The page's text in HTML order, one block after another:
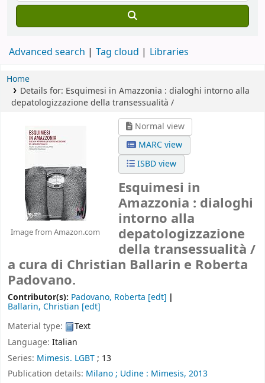
Advanced search Tag cloud Libraries
Home
Details for: Esquimesi in Amazzonia : dialoghi intorno alla
depatologizzazione della transessualità /
Image from Amazon.com
Normal view
MARC view
ISBD view
Esquimesi in
Amazzonia : dialoghi
intorno alla
depatologizzazione
della transessualità /
a cura di Christian Ballarin e Roberta
Padovano.
Contributor(s): Padovano, Roberta [edt]
Ballarin, Christian [edt]
Material type:
Text
Language: Italian
Series: Mimesis. LGBT; 13
Publication details: Milano ; Udine : Mimesis, 2013